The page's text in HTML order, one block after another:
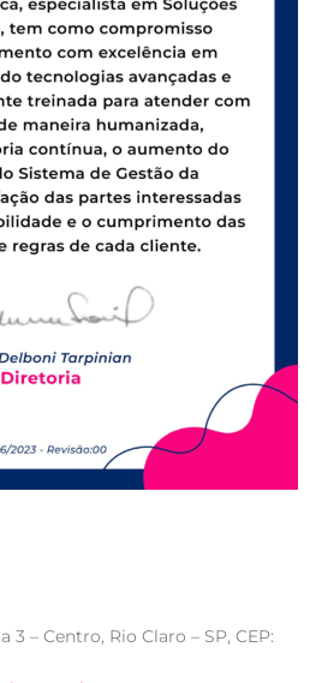
3 – Centro, Rio Claro – SP, CEP: